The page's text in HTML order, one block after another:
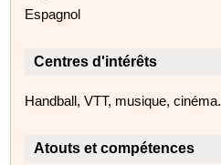
Espagnol
Centres d'intérêts
Handball, VTT, musique, cinéma.
Atouts et compétences